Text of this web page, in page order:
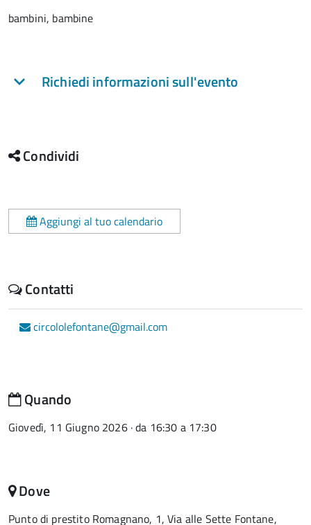
bambini, bambine
Richiedi informazioni sull'evento
Condividi
Aggiungi al tuo calendario
Contatti
circololefontane@gmail.com
Quando
Giovedì, 11 Giugno 2026 · da 16:30 a 17:30
Dove
Punto di prestito Romagnano, 1, Via alle Sette Fontane,